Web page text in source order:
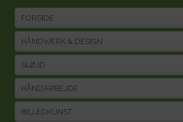
FORSIDE
HÅNDVÆRK & DESIGN
SLØJD
HÅNDARBEJDE
BILLEDKUNST